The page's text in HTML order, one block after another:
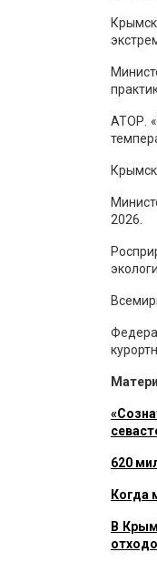
АТОР.
2026.
620
Когда
В